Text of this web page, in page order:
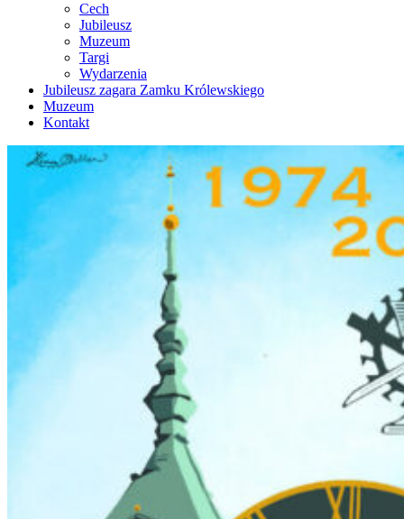
Cech
Jubileusz
Muzeum
Targi
Wydarzenia
Jubileusz zagara Zamku Królewskiego
Muzeum
Kontakt